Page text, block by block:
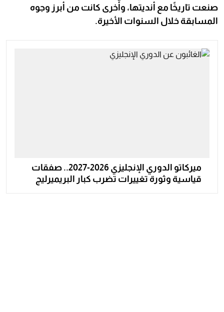
صنعت تاريخًا مع أنديتها، وأخرى كانت من أبرز وجوه
المسابقة خلال السنوات الأخيرة.
ميركاتو الدوري الإنجليزي 2026-2027.. صفقات
قياسية وثورة تغييرات تضرب كبار البريميرليج